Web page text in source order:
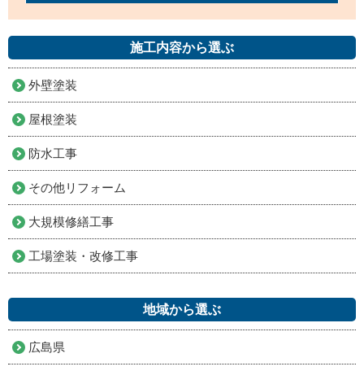
施工内容から選ぶ
外壁塗装
屋根塗装
防水工事
その他リフォーム
大規模修繕工事
工場塗装・改修工事
地域から選ぶ
広島県